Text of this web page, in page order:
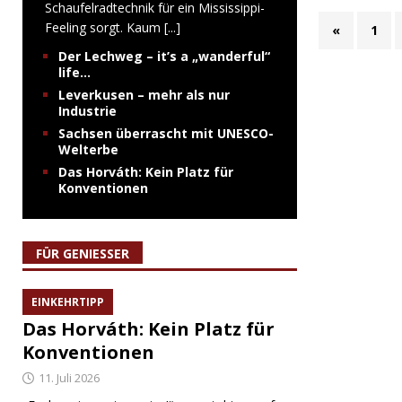
« 1
Schaufelradtechnik für ein Mississippi-
Feeling sorgt. Kaum [...]
Der Lechweg – it’s a „wanderful“
life…
Leverkusen – mehr als nur
Industrie
Sachsen überrascht mit UNESCO-
Welterbe
Das Horváth: Kein Platz für
Konventionen
FÜR GENIESSER
EINKEHRTIPP
Das Horváth: Kein Platz für
Konventionen
11. Juli 2026